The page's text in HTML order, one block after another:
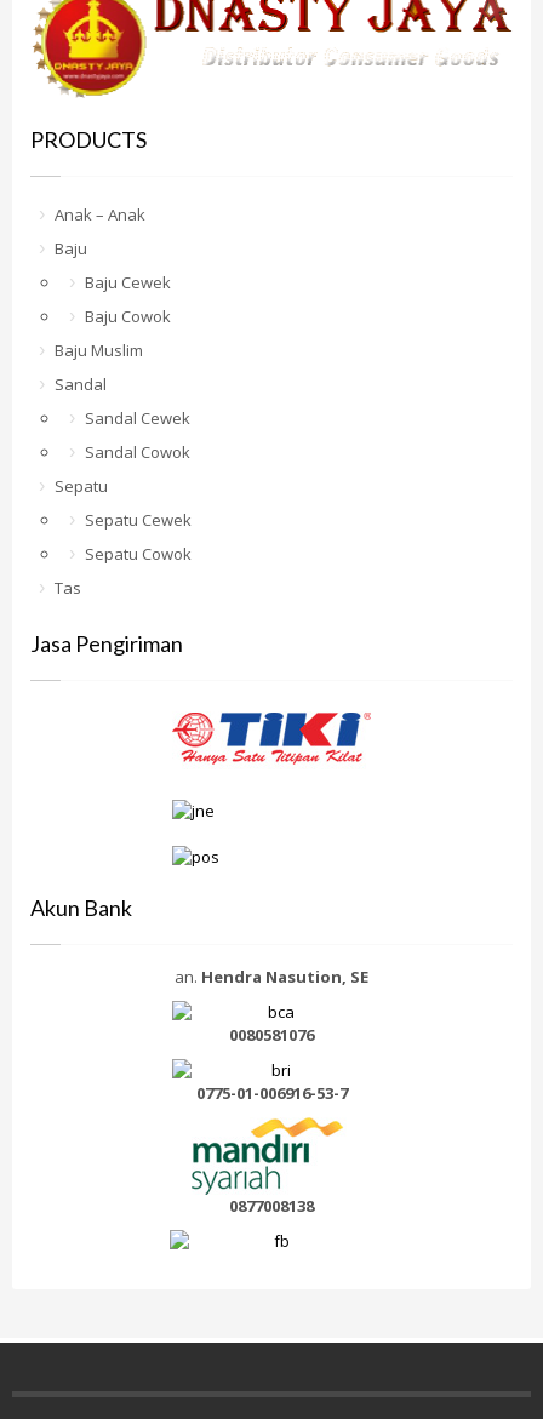
PRODUCTS
Anak – Anak
Baju
Baju Cewek
Baju Cowok
Baju Muslim
Sandal
Sandal Cewek
Sandal Cowok
Sepatu
Sepatu Cewek
Sepatu Cowok
Tas
Jasa Pengiriman
Akun Bank
an. Hendra Nasution, SE
0080581076
0775-01-006916-53-7
0877008138